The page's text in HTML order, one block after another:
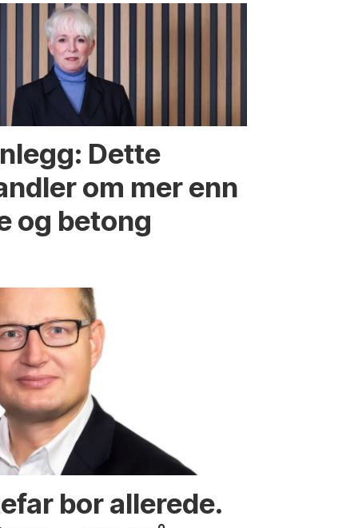
Dette
om mer enn
og betong
bor allerede.